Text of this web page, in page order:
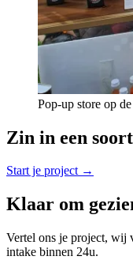
Pop-up store op
Zin in een
Start je project →
Klaar om
Vertel ons je project, wij
intake binnen 24u.